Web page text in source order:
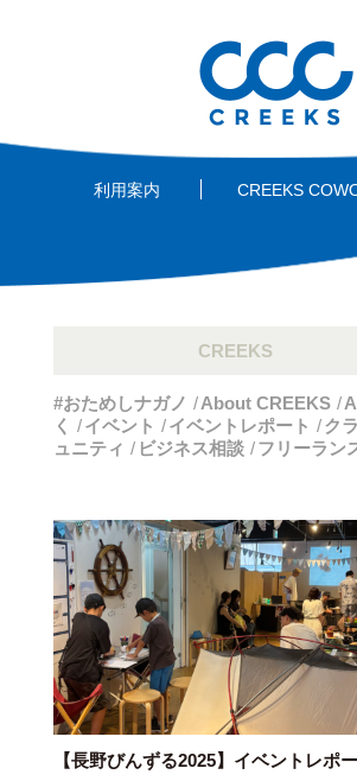
利用案内 CREEKS
CREEKS
#おためしナガノ About CREEKS
く
イベント イベントレポート ク
ュニティ
ビジネス相談 フリーラン
【長野びんずる2025】イベントレポ